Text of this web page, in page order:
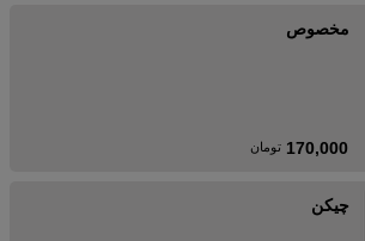
مخصوص
170,000 تومان
چیکن